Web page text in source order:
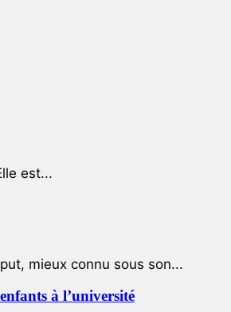
est...
mieux connu sous son...
à l’université